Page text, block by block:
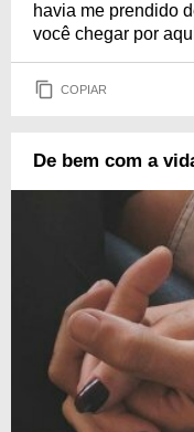
havia me prendido
você chegar por
COPIAR
De bem com a